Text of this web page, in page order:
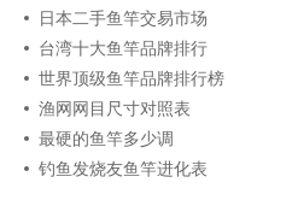
日本二手鱼竿交易市场
台湾十大鱼竿品牌排行
世界顶级鱼竿品牌排行榜
渔网网目尺寸对照表
最硬的鱼竿多少调
钓鱼发烧友鱼竿进化表